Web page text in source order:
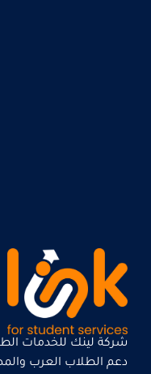
شركة لينك للخدمات
دعم الطلاب العرب